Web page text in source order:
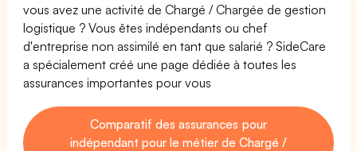
vous avez une activité de Chargé / Chargée de gestion
logistique ? Vous êtes indépendants ou chef
d'entreprise non assimilé en tant que salarié ? SideCare
a spécialement créé une page dédiée à toutes les
assurances importantes pour vous
Comparatif des assurances pour
indépendant pour le métier de Chargé /